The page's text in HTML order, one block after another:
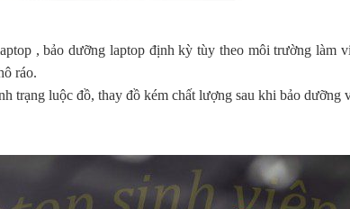
, bảo dưỡng laptop định kỳ tùy theo môi trường làm
ráo.
trạng luộc đồ, thay đồ kém chất lượng sau khi bảo dưỡng